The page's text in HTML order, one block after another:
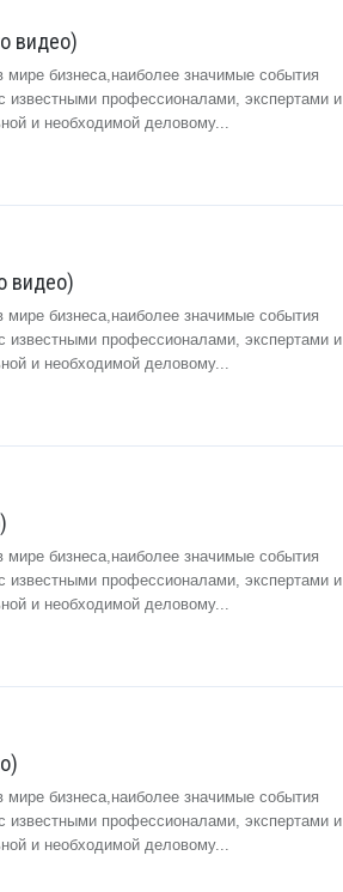
видео)
бизнеса,наиболее значимые события
известными профессионалами, экспертами и
и необходимой деловому...
видео)
бизнеса,наиболее значимые события
известными профессионалами, экспертами и
и необходимой деловому...
бизнеса,наиболее значимые события
известными профессионалами, экспертами и
и необходимой деловому...
бизнеса,наиболее значимые события
известными профессионалами, экспертами и
и необходимой деловому...